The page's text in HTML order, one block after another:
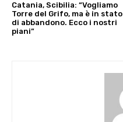
Catania, Scibilia: “Vogliamo
Torre del Grifo, ma è in stato
di abbandono. Ecco i nostri
piani”